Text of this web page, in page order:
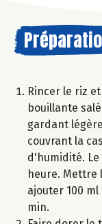
Rincer le riz
bouillante
gardant
couvrant la
d'humidité.
heure. Mettre
ajouter 100
min.